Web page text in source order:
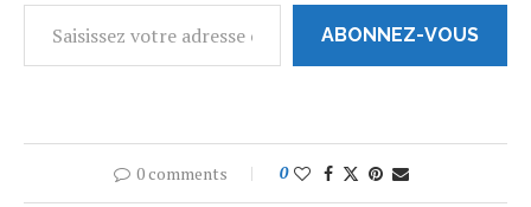
ABONNEZ-VOUS
0 comments 0